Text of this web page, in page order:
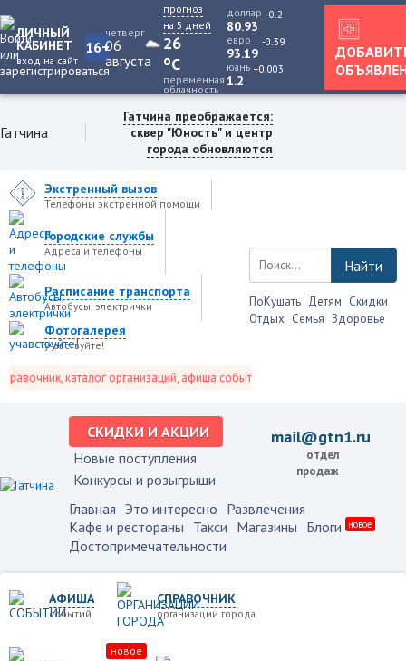
ЛИЧНЫЙ
КАБИНЕТ
вход на сайт
16+
четверг
06
августа
прогноз
на 5 дней
26
oC
переменная
облачность
доллар
80.93
-0.2
евро
93.19
-0.39
юань
1.2
+0.003
Гатчина
Гатчина преображается:
сквер "Юность" и центр
города обновляются
Экстренный вызов
Телефоны экстренной помощи
Городские службы
Адреса и телефоны
Расписание транспорта
Автобусы, электрички
Фотогалерея
учавствуйте!
каталог организаций, афиша событий и не только это.
Найти
ПоКушать Детям Скидки
Отдых Семья Здоровье
СКИДКИ И АКЦИИ
Новые поступления
Конкурсы и розыгрыши
mail@gtn1.ru
отдел
продаж
Главная Это интересно Развлечения
Кафе и рестораны Такси Магазины Блоги новое
Достопримечательности
АФИША
событий
СПРАВОЧНИК
организации города
новое